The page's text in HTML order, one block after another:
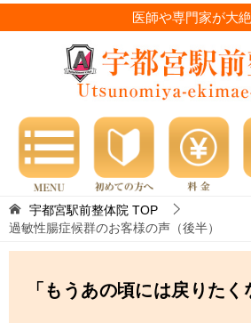
医師や専門家が大
宇都宮駅前整体院 TOP
過敏性腸症候群のお客様の声（後半）
「もうあの頃には戻りたく